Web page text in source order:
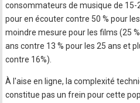
consommateurs de musique de
pour en écouter contre 50 % pour
moindre mesure pour les films (25
ans contre 13 % pour les 25 ans et
contre 16%).
À l'aise en ligne, la complexité
constitue pas un frein pour cette